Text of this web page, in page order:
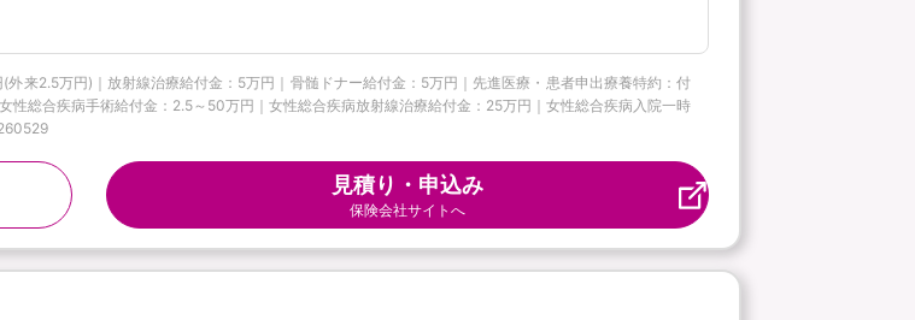
来2.5万円)｜放射線治療給付金：5万円｜骨髄ドナー給付金：5万円｜先進医療・患者申出療養特約：付
総合疾病手術給付金：2.5～50万円｜女性総合疾病放射線治療給付金：25万円｜女性総合疾病入院一時
見積り・申込み
保険会社サイトへ